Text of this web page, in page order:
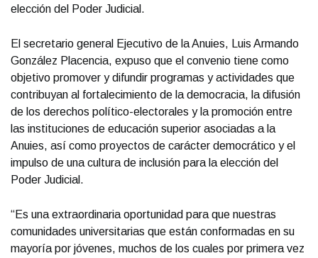
elección del Poder Judicial.
El secretario general Ejecutivo de la Anuies, Luis Armando
González Placencia, expuso que el convenio tiene como
objetivo promover y difundir programas y actividades que
contribuyan al fortalecimiento de la democracia, la difusión
de los derechos político-electorales y la promoción entre
las instituciones de educación superior asociadas a la
Anuies, así como proyectos de carácter democrático y el
impulso de una cultura de inclusión para la elección del
Poder Judicial.
“Es una extraordinaria oportunidad para que nuestras
comunidades universitarias que están conformadas en su
mayoría por jóvenes, muchos de los cuales por primera vez